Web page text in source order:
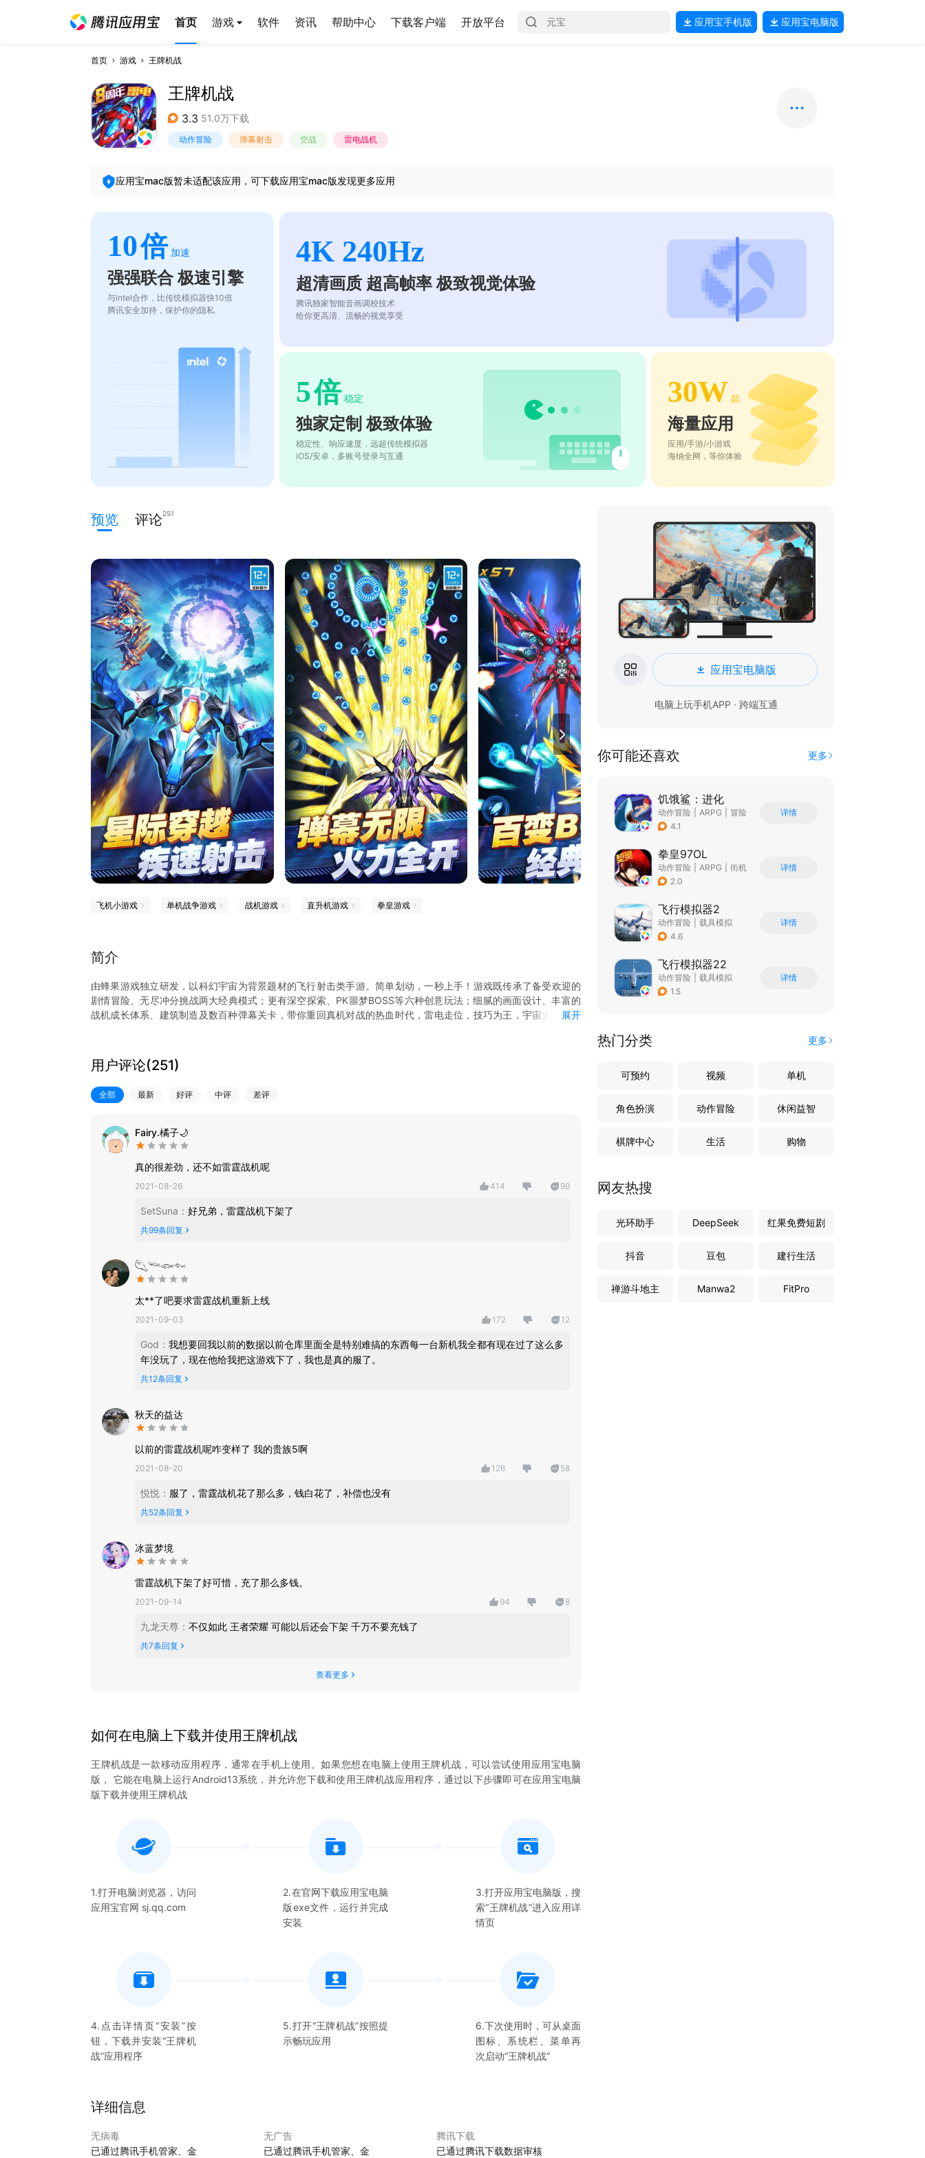
首页 游戏 软件 资讯 帮助中心 下载客户端 开放平台 应用宝手机版 应用宝电脑版
首页 游戏 王牌机战
王牌机战
3.3 51.0万下载
动作冒险 弹幕射击 空战 雷电战机
应用宝mac版暂未适配该应用，可下载应用宝mac版发现更多应用
10倍 加速
强强联合 极速引擎
与intel合作，比传统模拟器快10倍
腾讯安全加持，保护你的隐私
4K 240Hz
超清画质 超高帧率 极致视觉体验
腾讯独家智能音画调校技术
给你更高清、流畅的视觉享受
5倍 稳定
独家定制 极致体验
稳定性、响应速度，远超传统模拟器
iOS/安卓，多账号登录与互通
30W 款
海量应用
应用/手游/小游戏
海纳全网，等你体验
预览 评论251
飞机小游戏 单机战争游戏 战机游戏 直升机游戏 拳皇游戏
简介
由蜂果游戏独立研发，以科幻宇宙为背景题材的飞行射击类手游。简单划动，一秒上手！游戏既传承了备受欢迎的
剧情冒险、无尽冲分挑战两大经典模式；更有深空探索、PK噩梦BOSS等六种创意玩法；细腻的画面设计、丰富的
战机成长体系、建筑制造及数百种弹幕关卡，带你重回真机对战的热血时代，雷电走位，技巧为王，宇宙大战一触
【经典重现 一秒上手】
经典的“打飞机”游戏，划动手指即可操控战机驰骋宇宙。
发射弹幕击落敌机，躲避强敌，尽在你的指尖！
33个开放冒险章节，数百种游戏关卡，难度层层递进，挑战你紧绷的神经。
无限挑战大排行，和全服玩家PK谁的战机才是宇宙强者！
【全面丰富的成长模式】
幕特效！用双手创造只属于你的王牌战机！
百万钻石豪礼，豪华珍稀道具福利送不停！七日狂欢以及海量的限时活动火热开启，只等你来一网打尽！
展开
用户评论(251)
全部 最新 好评 中评 差评
Fairy.橘子🌙
真的很差劲，还不如雷霆战机呢
2021-08-26 414 99
SetSuna ： 好兄弟，雷霆战机下架了
共99条回复
𓆡𓆝𓆟𓆜
太**了吧要求雷霆战机重新上线
2021-09-03 172 12
God ： 我想要回我以前的数据以前仓库里面全是特别难搞的东西每一台新机我全都有现在过了这么多
年没玩了，现在他给我把这游戏下了，我也是真的服了。
共12条回复
秋天的益达
以前的雷霆战机呢咋变样了 我的贵族5啊
2021-08-20 126 58
悦悦 ： 服了，雷霆战机花了那么多，钱白花了，补偿也没有
共52条回复
冰蓝梦境
雷霆战机下架了好可惜，充了那么多钱。
2021-09-14 94 8
九龙天尊 ： 不仅如此 王者荣耀 可能以后还会下架 千万不要充钱了
共7条回复
查看更多
如何在电脑上下载并使用王牌机战
王牌机战是一款移动应用程序，通常在手机上使用。如果您想在电脑上使用王牌机战 ，可以尝试使用应用宝电脑
版， 它能在电脑上运行Android13系统，并允许您下载和使用王牌机战应用程序，通过以下步骤即可在应用宝电脑
版下载并使用王牌机战
1.打开电脑浏览器，访问
应用宝官网 sj.qq.com
2.在官网下载应用宝电脑
版exe文件，运行并完成
安装
3.打开应用宝电脑版，搜
索“王牌机战”进入应用详
情页
4.点击详情页“安装”按
钮，下载并安装“王牌机
战”应用程序
5.打开“王牌机战”按照提
示畅玩应用
6.下次使用时，可从桌面
图标、系统栏、菜单再
次启动“王牌机战”
详细信息
无病毒
已通过腾讯手机管家、金
无广告
已通过腾讯手机管家、金
腾讯下载
已通过腾讯下载数据审核
应用宝电脑版
电脑上玩手机APP · 跨端互通
你可能还喜欢 更多
饥饿鲨：进化
动作冒险 ARPG
冒险
| 饥饿鲨
4.1
详情
拳皇97OL
动作冒险 ARPG
街机
| 拳皇
2.0
详情
飞行模拟器2
动作冒险
载具模拟
| 飞机
4.6
详情
飞行模拟器22
动作冒险
载具模拟
| 飞机
1.5
详情
热门分类 更多
可预约 视频 单机
角色扮演 动作冒险 休闲益智
棋牌中心 生活 购物
网友热搜
光环助手 DeepSeek 红果免费短剧
抖音 豆包 建行生活
禅游斗地主 Manwa2 FitPro